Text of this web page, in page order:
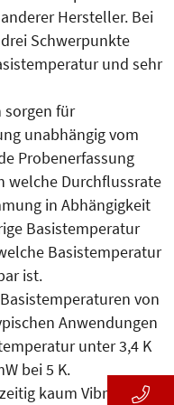
Hersteller. Bei
Schwerpunkte
und sehr
sorgen für
unabhängig vom
Probenerfassung
welche Durchflussrate
in Abhängigkeit
Basistemperatur
Basistemperatur
ist.
von
Anwendungen
unter 3,4 K
bei 5 K.
kaum Vibrationen